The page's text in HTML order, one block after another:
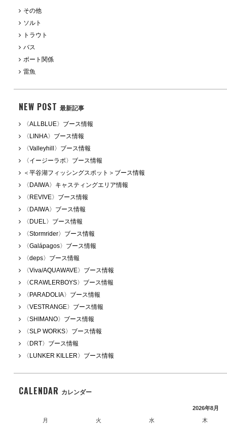
その他
ソルト
トラウト
バス
ボート関係
雷魚
NEW POST 最新記事
〈ALLBLUE〉ブース情報
〈LINHA〉ブース情報
〈Valleyhill〉ブース情報
〈イージーラボ〉ブース情報
＜平谷湖フィッシングスポット＞ブース情報
〈DAIWA〉キャスティングエリア情報
〈REVIVE〉ブース情報
〈DAIWA〉ブース情報
〈DUEL〉ブース情報
〈Stormrider〉ブース情報
〈Galápagos〉ブース情報
〈deps〉ブース情報
〈Viva/AQUAWAVE〉ブース情報
〈CRAWLERBOYS〉ブース情報
〈PARADOLIA〉ブース情報
〈VESTRANGE〉ブース情報
〈SHIMANO〉ブース情報
〈SLP WORKS〉ブース情報
〈DRT〉ブース情報
〈LUNKER KILLER〉ブース情報
CALENDAR カレンダー
2026年8月
月
火 水 木